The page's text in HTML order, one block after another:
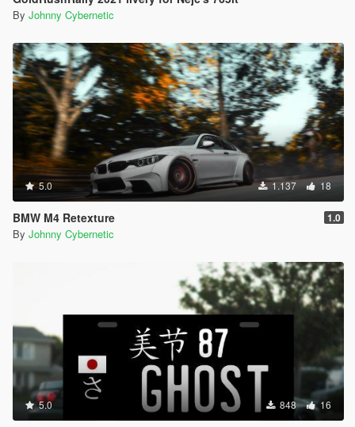
By Johnny Cybernetic
5.0 1.137 18
BMW M4 Retexture 1.0
By Johnny Cybernetic
5.0 848 16